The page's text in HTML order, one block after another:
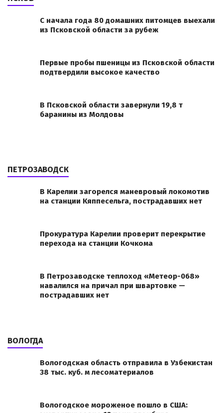
С начала года 80 домашних питомцев выехали
из Псковской области за рубеж
Первые пробы пшеницы из Псковской области
подтвердили высокое качество
В Псковской области завернули 19,8 т
баранины из Молдовы
ПЕТРОЗАВОДСК
В Карелии загорелся маневровый локомотив
на станции Кяппесельга, пострадавших нет
Прокуратура Карелии проверит перекрытие
перехода на станции Кочкома
В Петрозаводске теплоход «Метеор-068»
навалился на причал при швартовке —
пострадавших нет
ВОЛОГДА
Вологодская область отправила в Узбекистан
38 тыс. куб. м лесоматериалов
Вологодское мороженое пошло в США: